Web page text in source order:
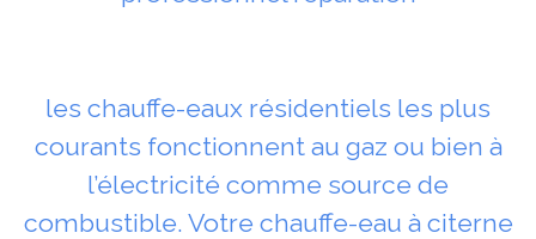
les chauffe-eaux résidentiels les plus
courants fonctionnent au gaz ou bien à
l’électricité comme source de
combustible. Votre chauffe-eau à citerne